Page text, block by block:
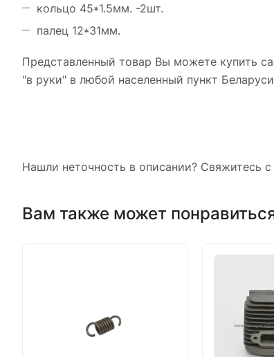
кольцо 45*1.5мм. -2шт.
палец 12*31мм.
Представленный товар Вы можете купить
"в руки" в любой населенный пункт
Нашли неточность в описании? Свяжитесь
Вам также может